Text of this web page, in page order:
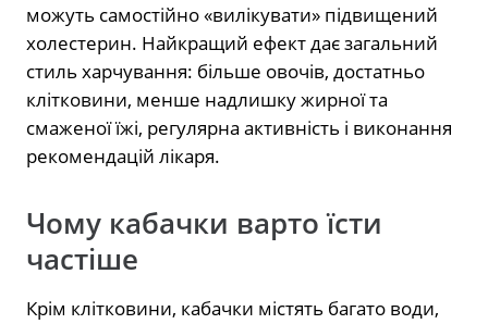
можуть самостійно «вилікувати» підвищений
холестерин. Найкращий ефект дає загальний
стиль харчування: більше овочів, достатньо
клітковини, менше надлишку жирної та
смаженої їжі, регулярна активність і виконання
рекомендацій лікаря.
Чому кабачки варто їсти
частіше
Крім клітковини, кабачки містять багато води,